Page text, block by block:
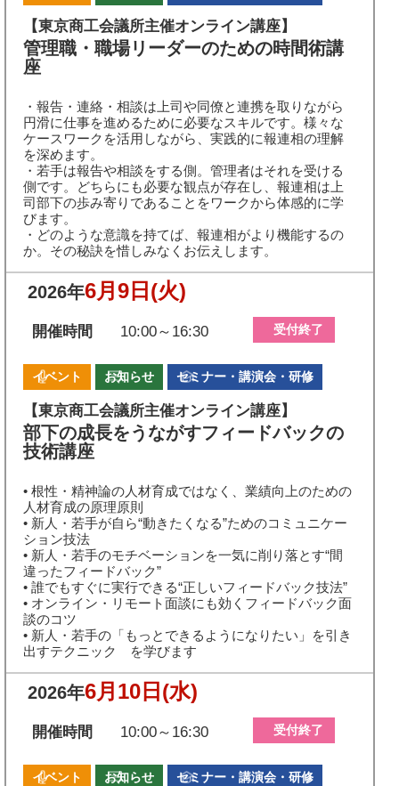
【東京商工会議所主催オンライン講座】
管理職・職場リーダーのための時間術講
座
・報告・連絡・相談は上司や同僚と連携を取りながら
円滑に仕事を進めるために必要なスキルです。様々な
ケースワークを活用しながら、実践的に報連相の理解
を深めます。
・若手は報告や相談をする側。管理者はそれを受ける
側です。どちらにも必要な観点が存在し、報連相は上
司部下の歩み寄りであることをワークから体感的に学
びます。
・どのような意識を持てば、報連相がより機能するの
か。その秘訣を惜しみなくお伝えします。
2026年6月9日 (火)
開催時間 10:00～16:30 受付終了
イベント お知らせ セミナー・講演会・研修
【東京商工会議所主催オンライン講座】
部下の成長をうながすフィードバックの
技術講座
• 根性・精神論の人材育成ではなく、業績向上のための
人材育成の原理原則
• 新人・若手が自ら“動きたくなる”ためのコミュニケー
ション技法
• 新人・若手のモチベーションを一気に削り落とす“間
違ったフィードバック”
• 誰でもすぐに実行できる“正しいフィードバック技法”
• オンライン・リモート面談にも効くフィードバック面
談のコツ
• 新人・若手の「もっとできるようになりたい」を引き
出すテクニック を学びます
2026年6月10日 (水)
開催時間 10:00～16:30 受付終了
イベント お知らせ セミナー・講演会・研修